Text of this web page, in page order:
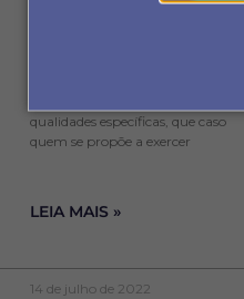
qualidades específicas, que caso
quem se propõe a exercer
LEIA MAIS »
14 de julho de 2022